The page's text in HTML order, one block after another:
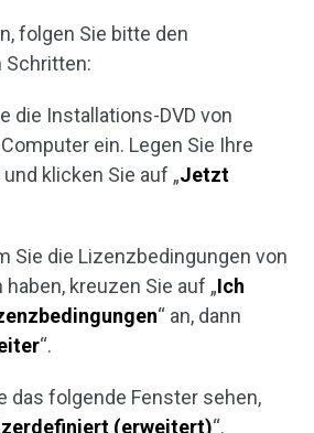
folgen Sie bitte den
Schritten:
die Installations-DVD von
ein. Legen Sie Ihre
klicken Sie auf „Jetzt
Sie die Lizenzbedingungen von
kreuzen Sie auf „Ich
“ an, dann
“.
das folgende Fenster sehen,
(erweitert)“.